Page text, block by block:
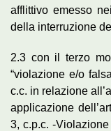
afflittivo emesso
della interruzione
2.3 con il terzo
“violazione e/o
c.c. in relazione
applicazione
3, c.p.c. -